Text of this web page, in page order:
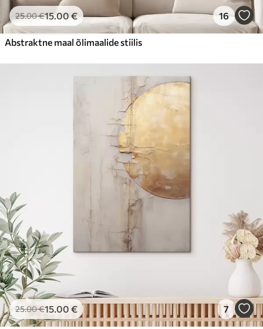
25.00€15.00€ 16
Abstraktne maal õlimaalide stiilis
25.00€15.00 € 7